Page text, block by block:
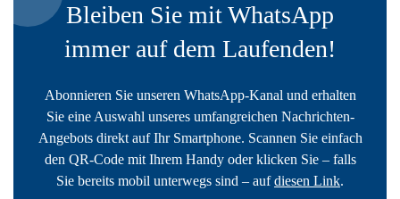
Bleiben Sie mit WhatsApp
immer auf dem Laufenden!
Abonnieren Sie unseren WhatsApp-Kanal und erhalten
Sie eine Auswahl unseres umfangreichen Nachrichten-
Angebots direkt auf Ihr Smartphone. Scannen Sie einfach
den QR-Code mit Ihrem Handy oder klicken Sie – falls
Sie bereits mobil unterwegs sind – aufdiesen Link.